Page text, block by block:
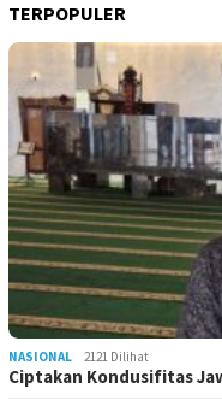
TERPOPULER
NASIONAL 2121 Dilihat
Ciptakan Kondusifitas